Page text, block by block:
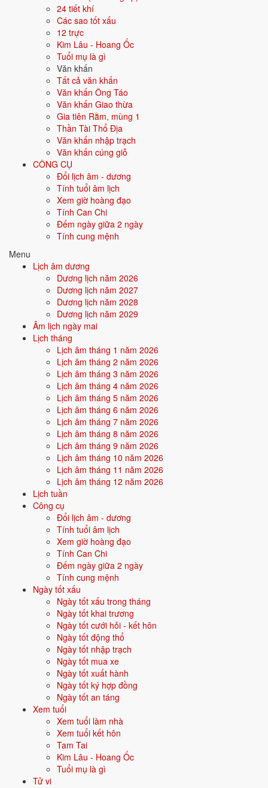
24 tiết khí
Các sao tốt xấu
12 trực
Kim Lâu - Hoang Ốc
Tuổi mụ là gì
Văn khấn
Tất cả văn khấn
Văn khấn Ông Táo
Văn khấn Giao thừa
Gia tiên Rằm, mùng 1
Thần Tài Thổ Địa
Văn khấn nhập trạch
Văn khấn cúng giỗ
CÔNG CỤ
Đổi lịch âm - dương
Tính tuổi âm lịch
Xem giờ hoàng đạo
Tính Can Chi
Đếm ngày giữa 2 ngày
Tính cung mệnh
Menu
Lịch âm dương
Dương lịch năm 2026
Dương lịch năm 2027
Dương lịch năm 2028
Dương lịch năm 2029
Âm lịch ngày mai
Lịch tháng
Lịch âm tháng 1 năm 2026
Lịch âm tháng 2 năm 2026
Lịch âm tháng 3 năm 2026
Lịch âm tháng 4 năm 2026
Lịch âm tháng 5 năm 2026
Lịch âm tháng 6 năm 2026
Lịch âm tháng 7 năm 2026
Lịch âm tháng 8 năm 2026
Lịch âm tháng 9 năm 2026
Lịch âm tháng 10 năm 2026
Lịch âm tháng 11 năm 2026
Lịch âm tháng 12 năm 2026
Lịch tuần
Công cụ
Đổi lịch âm - dương
Tính tuổi âm lịch
Xem giờ hoàng đạo
Tính Can Chi
Đếm ngày giữa 2 ngày
Tính cung mệnh
Ngày tốt xấu
Ngày tốt xấu trong tháng
Ngày tốt khai trương
Ngày tốt cưới hỏi - kết hôn
Ngày tốt động thổ
Ngày tốt nhập trạch
Ngày tốt mua xe
Ngày tốt xuất hành
Ngày tốt ký hợp đồng
Ngày tốt an táng
Xem tuổi
Xem tuổi làm nhà
Xem tuổi kết hôn
Tam Tai
Kim Lâu - Hoang Ốc
Tuổi mụ là gì
Tử vi
Hướng hợp
Hành tương sinh
Hỏa)
Hành tương khắc
Tuổi năm 2026 54 tuổi mụ / 53 tuổi dương - Trung niên
Ý nghĩa nạp âm Tang Đố Mộc
Người sinh năm1973mang nạp âm
. Đây là một trong các nạp âm thuộc hành
60 hoa giáp.
Tượng trưng cho cây cối, sự phát triển, sinh sôi. Người mệnh Mộc
nhân hậu, sáng tạo, linh hoạt.
Tìm hiểu chi tiết nạp âm Tang Đố Mộc: màu hợp, hướng tốt, năm sinh,
tương sinh tương khắc →
Quan hệ Can × Chi (Thổ khắc Thủy):
hoàn cảnh chế ngự bản thân. Cuộc đời nhiều thử thách, ràng buộc từ
ngoại cảnh.
Điểm mạnh:Kiên cường, biết tự lực, trưởng thành sớm trong
nghịch cảnh.
Điểm cần lưu ý:Áp lực dồn từ môi trường, cần xây dựng nội lực
vững vàng.
Bối cảnh vận khí khi sinh năm 1973
Người sinh năm1973rơi vào Vận 6 - Lục Bạch Kim
trong chu kỳ Tam Nguyên Cửu Vận. Mệnh Mộc sinh trong Vận 6 Lục
Bạch Kim (Kim) - kim khắc mộc: bản mệnh phải vượt qua thử thách
của thời đại để khẳng định mình, nhưng nếu vượt được sẽ tạo nên dấu
Tính chất vận:Quyền lực, công nghiệp - Vận công nghiệp hoá,
quyền lực cứng, kỷ luật.
Quan hệ mệnh × vận:
Vận năm 2026 Bính Ngọ cho người sinh năm 1973
(Bính Ngọ), người tuổi
thuộc nhómTrung niên. Quan hệ với Thái Tuế năm xem:
Tiểu nhân ngầm hại - đề phòng thị phi, kiện cáo, tranh chấp.
Năm 2026 người sinh năm 1973 nên tập trung gì?
53 (Trung niên), người sinh năm 1973 nên ưu tiên các chủ
Sức khỏe
Con cái - giáo dục
Đặt tên cho người sinh năm 1973 mệnh Mộc
Khi đặt tên cho người sinh năm
bộ chữ Hán thuộc hành bản mệnh hoặc hành tương sinh; tránh bộ chữ